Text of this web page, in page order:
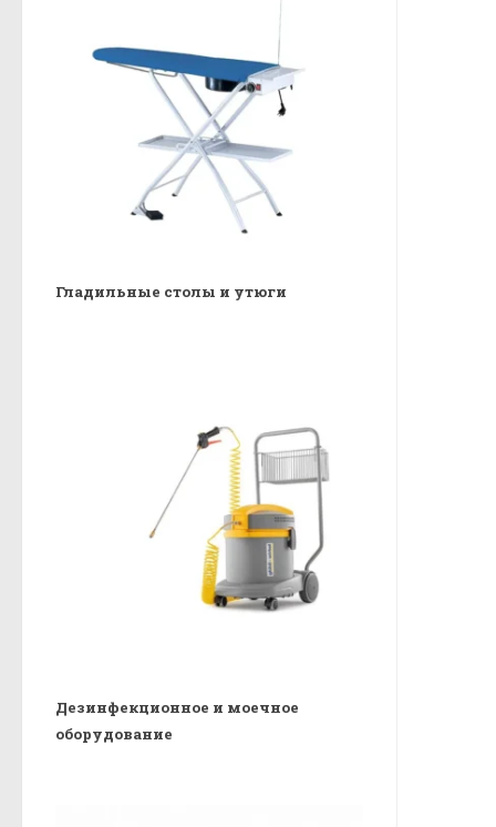
Гладильные столы и утюги
Дезинфекционное и моечное
оборудование